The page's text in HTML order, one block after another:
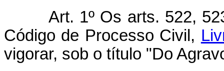
Art. 1º Os arts. 522,
Código de Processo Civil,
vigorar, sob o título "Do